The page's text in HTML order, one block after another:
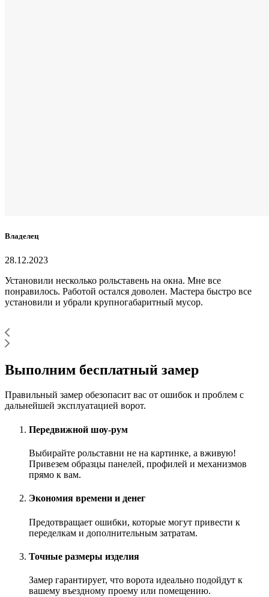
Владелец
28.12.2023
Установили несколько рольставень на окна. Мне все
понравилось. Работой остался доволен. Мастера быстро все
установили и убрали крупногабаритный мусор.
Выполним бесплатный замер
Правильный замер обезопасит вас от ошибок и проблем с
дальнейшей эксплуатацией ворот.
Передвижной шоу-рум
Выбирайте рольставни не на картинке, а вживую!
Привезем образцы панелей, профилей и механизмов
прямо к вам.
Экономия времени и денег
Предотвращает ошибки, которые могут привести к
переделкам и дополнительным затратам.
Точные размеры изделия
Замер гарантирует, что ворота идеально подойдут к
вашему въездному проему или помещению.